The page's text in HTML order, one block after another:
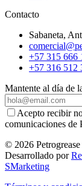
Contacto
Sabaneta,
+57 315 666
+57 316 512
Mantente al día de
Acepto recibir
comunicaciones de
© 2026
Desarrollado por
SMarketing